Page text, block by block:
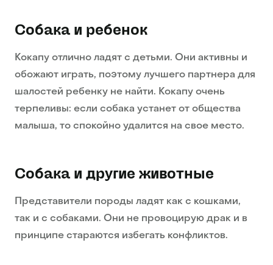
Собака и ребенок
Кокапу отлично ладят с детьми. Они активны и
обожают играть, поэтому лучшего партнера для
шалостей ребенку не найти. Кокапу очень
терпеливы: если собака устанет от общества
малыша, то спокойно удалится на свое место.
Собака и другие животные
Представители породы ладят как с кошками,
так и с собаками. Они не провоцирую драк и в
принципе стараются избегать конфликтов.